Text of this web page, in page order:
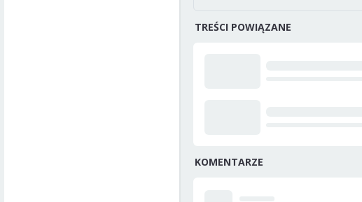
TREŚCI POWIĄZANE
KOMENTARZE